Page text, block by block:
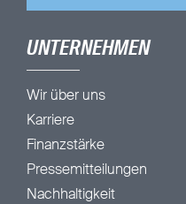
UNTERNEHMEN
Wir über uns
Karriere
Finanzstärke
Pressemitteilungen
Nachhaltigkeit